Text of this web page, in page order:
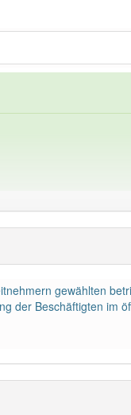
aber mit
gewählten
der Beschäftigten im